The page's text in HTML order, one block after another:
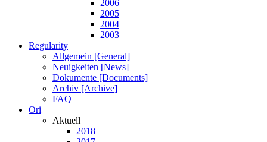
2006
2005
2004
2003
Regularity
Allgemein [General]
Neuigkeiten [News]
Dokumente [Documents]
Archiv [Archive]
FAQ
Ori
Aktuell
2018